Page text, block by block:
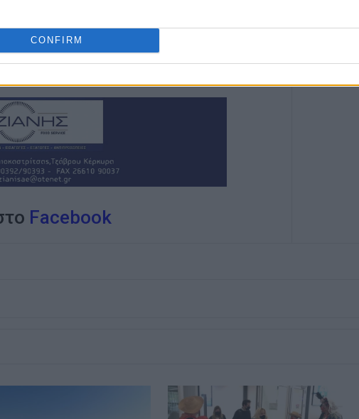
CONFIRM
δ.σ. επί οκτώ χρόνια. Πιστεύει πως η
δημοσιογράφου στην ενημέρωση είναι το
και στην επικοινωνία η έντιμη και
Facebook